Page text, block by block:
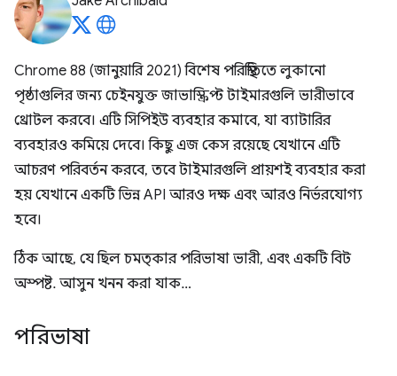
Chrome 88 (জানুয়ারি 2021) বিশেষ পরিস্থিতিতে লুকানো
পৃষ্ঠাগুলির জন্য চেইনযুক্ত জাভাস্ক্রিপ্ট টাইমারগুলি ভারীভাবে
থ্রোটল করবে। এটি সিপিইউ ব্যবহার কমাবে, যা ব্যাটারির
ব্যবহারও কমিয়ে দেবে। কিছু এজ কেস রয়েছে যেখানে এটি
আচরণ পরিবর্তন করবে, তবে টাইমারগুলি প্রায়শই ব্যবহার করা
হয় যেখানে একটি ভিন্ন API আরও দক্ষ এবং আরও নির্ভরযোগ্য
হবে।
ঠিক আছে, যে ছিল চমত্কার পরিভাষা ভারী, এবং একটি বিট
অস্পষ্ট. আসুন খনন করা যাক…
পরিভাষা